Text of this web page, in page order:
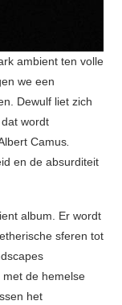
ambient ten volle
we een
Dewulf liet zich
wordt
Camus.
en de absurditeit
album. Er wordt
sferen tot
de hemelse
het